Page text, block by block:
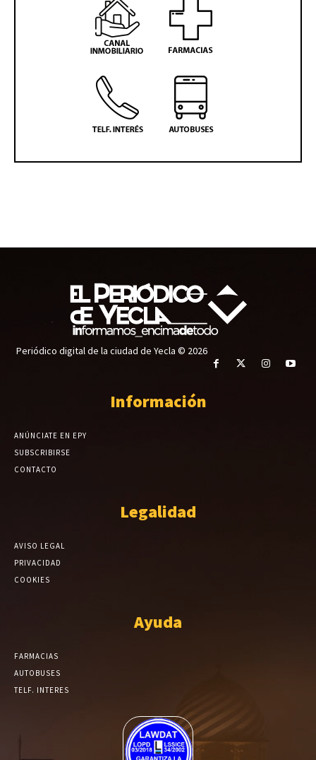
Periódico digital de la ciudad de Yecla © 2026
Información
ANÚNCIATE EN EPY
SUBSCRIBIRSE
CONTACTO
Legalidad
AVISO LEGAL
PRIVACIDAD
COOKIES
Ayuda
FARMACIAS
AUTOBUSES
TELF. INTERES